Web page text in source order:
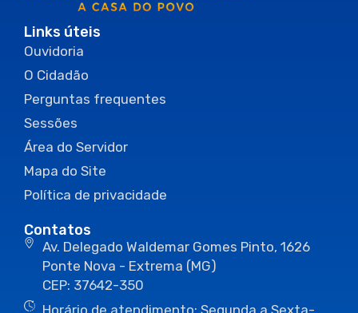
Links úteis
Ouvidoria
O Cidadão
Perguntas frequentes
Sessões
Área do Servidor
Mapa do Site
Política de privacidade
Contatos
Av. Delegado Waldemar Gomes Pinto, 1626
Ponte Nova - Extrema (MG)
CEP: 37642-350